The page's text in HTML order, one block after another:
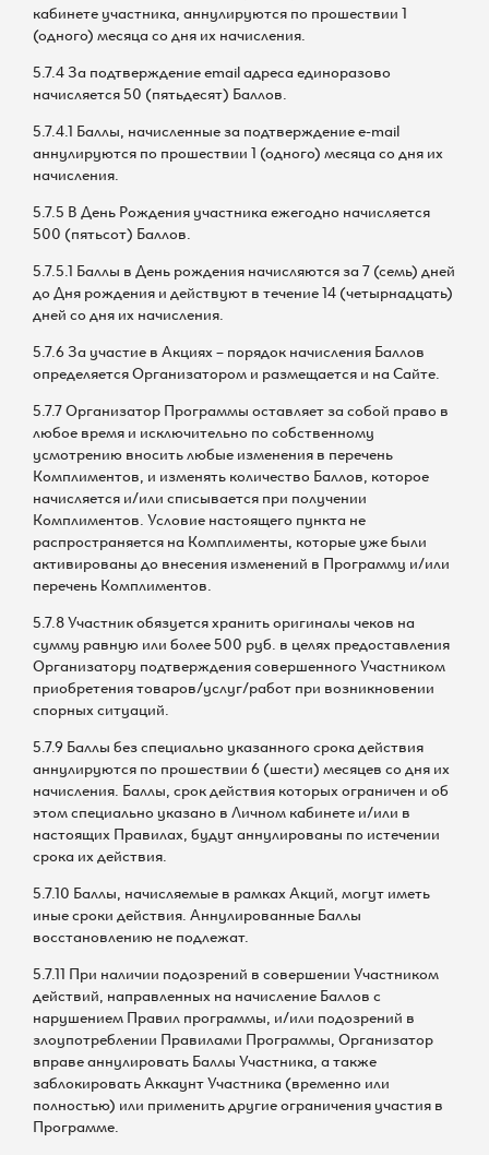
кабинете участника, аннулируются по прошествии 1
(одного) месяца со дня их начисления.
5.7.4 За подтверждение email адреса единоразово
начисляется 50 (пятьдесят) Баллов.
5.7.4.1 Баллы, начисленные за подтверждение e-mail
аннулируются по прошествии 1 (одного) месяца со дня их
начисления.
5.7.5 В День Рождения участника ежегодно начисляется
500 (пятьсот) Баллов.
5.7.5.1 Баллы в День рождения начисляются за 7 (семь) дней
до Дня рождения и действуют в течение 14 (четырнадцать)
дней со дня их начисления.
5.7.6 За участие в Акциях – порядок начисления Баллов
определяется Организатором и размещается и на Сайте.
5.7.7 Организатор Программы оставляет за собой право в
любое время и исключительно по собственному
усмотрению вносить любые изменения в перечень
Комплиментов, и изменять количество Баллов, которое
начисляется и/или списывается при получении
Комплиментов. Условие настоящего пункта не
распространяется на Комплименты, которые уже были
активированы до внесения изменений в Программу и/или
перечень Комплиментов.
5.7.8 Участник обязуется хранить оригиналы чеков на
сумму равную или более 500 руб. в целях предоставления
Организатору подтверждения совершенного Участником
приобретения товаров/услуг/работ при возникновении
спорных ситуаций.
5.7.9 Баллы без специально указанного срока действия
аннулируются по прошествии 6 (шести) месяцев со дня их
начисления. Баллы, срок действия которых ограничен и об
этом специально указано в Личном кабинете и/или в
настоящих Правилах, будут аннулированы по истечении
срока их действия.
5.7.10 Баллы, начисляемые в рамках Акций, могут иметь
иные сроки действия. Аннулированные Баллы
восстановлению не подлежат.
5.7.11 При наличии подозрений в совершении Участником
действий, направленных на начисление Баллов с
нарушением Правил программы, и/или подозрений в
злоупотреблении Правилами Программы, Организатор
вправе аннулировать Баллы Участника, а также
заблокировать Аккаунт Участника (временно или
полностью) или применить другие ограничения участия в
Программе.